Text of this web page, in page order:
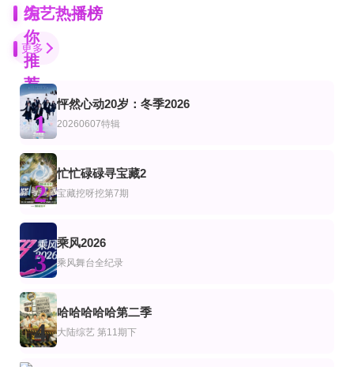
为
你
推
荐
第7期
血战X
第3期
宇宙帮帮忙
更新至第20260806期
欧耶一级棒
更新至第13集
ZPOT 新丁企划
黎子琛,黄日禧,周德诚,关晓隆,陈缙羲,张肇维,林焯彦
已完结
爱情盲选：阿根廷篇第二季
第2集
时尚芭莎.闲聊
要不要去吃碗泡面？
金南佶,朱智勋,刘在石
极挑男人帮爆笑精华版
保持清醒
吉达蓬·坡提维赫,吉拉查彭·斯里桑,帕查差·司隶亚楠让,塔湾·维弘可塔纳,提迪
已完结 共10期
功夫学徒第二季
卡马尔,钰雯,富朗西科
更新至20260715第30期
开播吧！青春采销2026
杜华,马天宇,柳岩
更新至第08集
今天谁带路
徐乃麟,波波,曼曼
综艺热播榜
更多
1
怦然心动20岁：冬季2026
20260607特辑
2
忙忙碌碌寻宝藏2
宝藏挖呀挖第7期
3
乘风2026
乘风舞台全纪录
4
哈哈哈哈哈第二季
大陆综艺 第11期下